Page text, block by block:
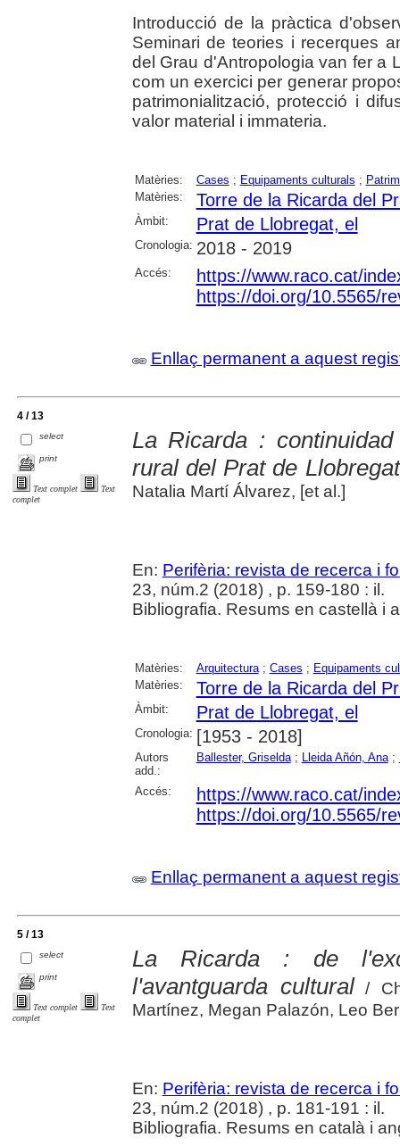
Introducció de la pràctica
Seminari de teories i recerques
del Grau d'Antropologia van fer a
com un exercici per generar
patrimonialització, protecció i
valor material i immateria.
Matèries: Cases ; Equipaments culturals ;
Matèries:
Torre de la Ricarda del
Àmbit: Prat de Llobregat, el
Cronologia: 2018 - 2019
Accés:
https://www.raco.cat/
https://doi.org/10.5565/
Enllaç permanent a aquest
4 / 13
select
print
Text complet
Text
complet
La Ricarda :
rural del Prat de Llobregat
Natalia Martí Álvarez, [et al.]
En: Perifèria: revista de recerca i
23, núm.2 (2018) , p. 159-180 : il.
Bibliografia. Resums en castellà i
Matèries: Arquitectura; Cases ; Equipaments
Matèries:
Torre de la Ricarda del
Àmbit: Prat de Llobregat, el
Cronologia: [1953 - 2018]
Autors
add.:
Ballester, Griselda; Lleida Añón, Ana;
Accés:
https://www.raco.cat/
https://doi.org/10.5565/
Enllaç permanent a aquest
5 / 13
select
print
Text complet
Text
complet
La Ricarda : de
l'avantguarda cultural /
Martínez, Megan Palazón, Leo
En: Perifèria: revista de recerca i
23, núm.2 (2018) , p. 181-191 : il.
Bibliografia. Resums en català i